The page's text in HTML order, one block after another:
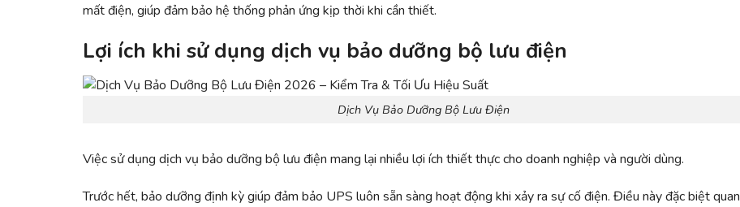
mất điện, giúp đảm bảo hệ thống phản ứng kịp thời khi cần thiết.
Lợi ích khi sử dụng dịch vụ bảo dưỡng bộ lưu điện
Dịch Vụ Bảo Dưỡng Bộ Lưu Điện
Việc sử dụng dịch vụ bảo dưỡng bộ lưu điện mang lại nhiều lợi ích thiết thực cho doanh nghiệp và người dùng.
Trước hết, bảo dưỡng định kỳ giúp đảm bảo UPS luôn sẵn sàng hoạt động khi xảy ra sự cố điện. Điều này đặc biệt quan